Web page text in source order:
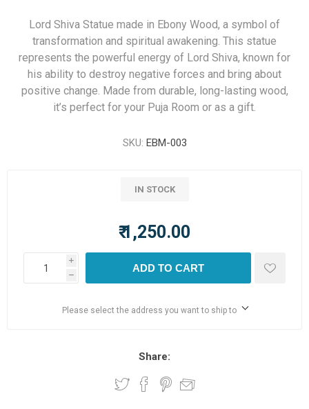
Lord Shiva Statue made in Ebony Wood, a symbol of
transformation and spiritual awakening. This statue
represents the powerful energy of Lord Shiva, known for
his ability to destroy negative forces and bring about
positive change. Made from durable, long-lasting wood,
it’s perfect for your Puja Room or as a gift.
SKU: EBM-003
IN STOCK
₹ 1,250.00
i
h
ADD TO CART
Please select the address you want to ship to
Share: